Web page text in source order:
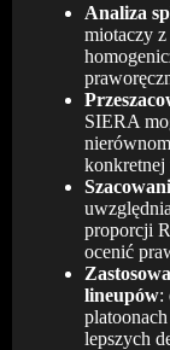
Analiza
miotaczy
SIERA
konkretnej
proporcji
ocenić
lineupów:
lepszych